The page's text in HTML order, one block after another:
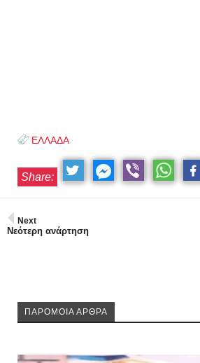
ΕΛΛΑΔΑ
Share:
Next
Νεότερη ανάρτηση
ΠΑΡΟΜΟΙΑ ΑΡΘΡΑ